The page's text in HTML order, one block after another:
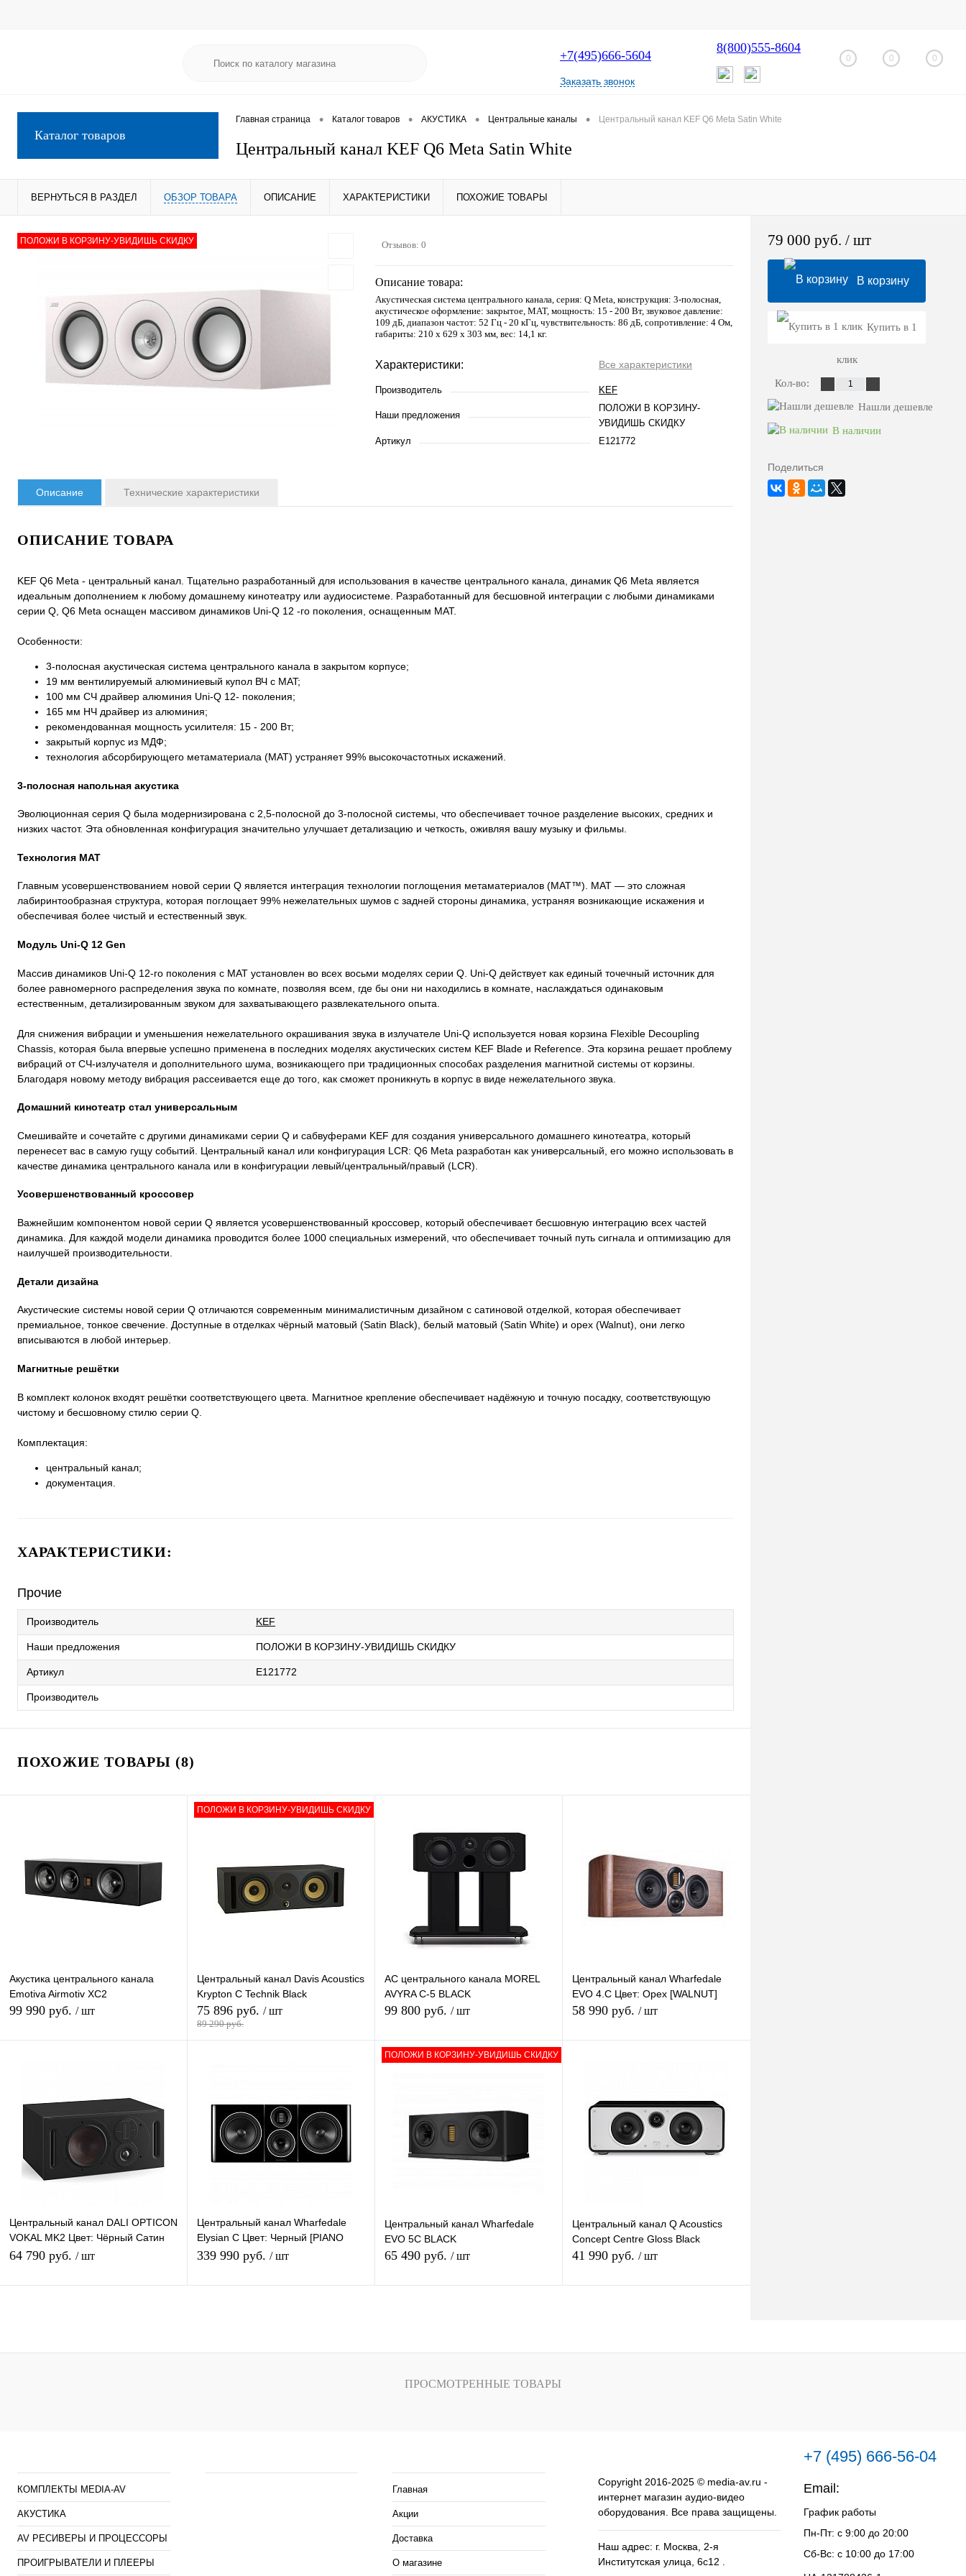
+7(495)666-5604
Заказать звонок
8(800)555-8604
0 0 0
Каталог товаров
Главная страница • Каталог товаров • АКУСТИКА • Центральные каналы • Центральный канал KEF Q6 Meta Satin White
Центральный канал KEF Q6 Meta Satin White
ВЕРНУТЬСЯ В РАЗДЕЛ ОБЗОР ТОВАРА ОПИСАНИЕ ХАРАКТЕРИСТИКИ ПОХОЖИЕ ТОВАРЫ
ПОЛОЖИ В КОРЗИНУ-УВИДИШЬ СКИДКУ Отзывов: 0
Описание товара:
Акустическая система центрального канала, серия: Q Meta, конструкция: 3-полосная,
акустическое оформление: закрытое, MAT, мощность: 15 - 200 Вт, звуковое давление:
109 дБ, диапазон частот: 52 Гц - 20 кГц, чувствительность: 86 дБ, сопротивление: 4 Ом,
габариты: 210 x 629 x 303 мм, вес: 14,1 кг.
Характеристики: Все характеристики
Производитель KEF
Наши предложения
ПОЛОЖИ В КОРЗИНУ-
УВИДИШЬ СКИДКУ
Артикул
E121772
Описание Технические характеристики
ОПИСАНИЕ ТОВАРА
KEF Q6 Meta - центральный канал. Тщательно разработанный для использования в качестве центрального канала, динамик Q6 Meta является
идеальным дополнением к любому домашнему кинотеатру или аудиосистеме. Разработанный для бесшовной интеграции с любыми динамиками
серии Q, Q6 Meta оснащен массивом динамиков Uni-Q 12 -го поколения, оснащенным MAT.
Особенности:
3-полосная акустическая система центрального канала в закрытом корпусе;
19 мм вентилируемый алюминиевый купол ВЧ с MAT;
100 мм СЧ драйвер алюминия Uni-Q 12- поколения;
165 мм НЧ драйвер из алюминия;
рекомендованная мощность усилителя: 15 - 200 Вт;
закрытый корпус из МДФ;
технология абсорбирующего метаматериала (MAT) устраняет 99% высокочастотных искажений.
3-полосная напольная акустика
Эволюционная серия Q была модернизирована с 2,5-полосной до 3-полосной системы, что обеспечивает точное разделение высоких, средних и
низких частот. Эта обновленная конфигурация значительно улучшает детализацию и четкость, оживляя вашу музыку и фильмы.
Технология MAT
Главным усовершенствованием новой серии Q является интеграция технологии поглощения метаматериалов (MAT™). MAT — это сложная
лабиринтообразная структура, которая поглощает 99% нежелательных шумов с задней стороны динамика, устраняя возникающие искажения и
обеспечивая более чистый и естественный звук.
Модуль Uni-Q 12 Gen
Массив динамиков Uni-Q 12-го поколения с MAT установлен во всех восьми моделях серии Q. Uni-Q действует как единый точечный источник для
более равномерного распределения звука по комнате, позволяя всем, где бы они ни находились в комнате, наслаждаться одинаковым
естественным, детализированным звуком для захватывающего развлекательного опыта.
Для снижения вибрации и уменьшения нежелательного окрашивания звука в излучателе Uni-Q используется новая корзина Flexible Decoupling
Chassis, которая была впервые успешно применена в последних моделях акустических систем KEF Blade и Reference. Эта корзина решает проблему
вибраций от СЧ-излучателя и дополнительного шума, возникающего при традиционных способах разделения магнитной системы от корзины.
Благодаря новому методу вибрация рассеивается еще до того, как сможет проникнуть в корпус в виде нежелательного звука.
Домашний кинотеатр стал универсальным
Смешивайте и сочетайте с другими динамиками серии Q и сабвуферами KEF для создания универсального домашнего кинотеатра, который
перенесет вас в самую гущу событий. Центральный канал или конфигурация LCR: Q6 Meta разработан как универсальный, его можно использовать в
качестве динамика центрального канала или в конфигурации левый/центральный/правый (LCR).
Усовершенствованный кроссовер
Важнейшим компонентом новой серии Q является усовершенствованный кроссовер, который обеспечивает бесшовную интеграцию всех частей
динамика. Для каждой модели динамика проводится более 1000 специальных измерений, что обеспечивает точный путь сигнала и оптимизацию для
наилучшей производительности.
Детали дизайна
Акустические системы новой серии Q отличаются современным минималистичным дизайном с сатиновой отделкой, которая обеспечивает
премиальное, тонкое свечение. Доступные в отделках чёрный матовый (Satin Black), белый матовый (Satin White) и орех (Walnut), они легко
вписываются в любой интерьер.
Магнитные решётки
В комплект колонок входят решётки соответствующего цвета. Магнитное крепление обеспечивает надёжную и точную посадку, соответствующую
чистому и бесшовному стилю серии Q.
Комплектация:
центральный канал;
документация.
ХАРАКТЕРИСТИКИ:
Прочие
Производитель KEF
Наши предложения ПОЛОЖИ В КОРЗИНУ-УВИДИШЬ СКИДКУ
Артикул E121772
Производитель
ПОХОЖИЕ ТОВАРЫ (8)
Акустика центрального канала
Emotiva Airmotiv XC2
99 990 руб. / шт
Купить в 1 клик К сравнению
Под заказ
ПОЛОЖИ В КОРЗИНУ-УВИДИШЬ СКИДКУ
Центральный канал Davis Acoustics
Krypton С Technik Black
75 896 руб. / шт
89 290 руб.
В избранное
наличии
АС центрального канала MOREL
AVYRA C-5 BLACK
99 800 руб. / шт
В корзину
В избранное
наличии
Центральный канал Wharfedale
EVO 4.С Цвет: Орех [WALNUT]
58 990 руб. / шт
Купить в 1 клик К сравнению
В избранное Под заказ
Центральный канал DALI OPTICON
VOKAL MK2 Цвет: Чёрный Сатин
[Satin Black]
64 790 руб. / шт
Центральный канал Wharfedale
Elysian С Цвет: Черный [PIANO
BLACK]
339 990 руб. / шт
ПОЛОЖИ В КОРЗИНУ-УВИДИШЬ СКИДКУ
Центральный канал Wharfedale
EVO 5C BLACK
65 490 руб. / шт
наличии
Центральный канал Q Acoustics
Concept Centre Gloss Black
41 990 руб. / шт
79 000 руб. / шт
В корзину
Купить в 1
клик
Кол-во:
Нашли дешевле
В наличии
Поделиться
ПРОСМОТРЕННЫЕ ТОВАРЫ
КОМПЛЕКТЫ MEDIA-AV
АКУСТИКА
AV РЕСИВЕРЫ И ПРОЦЕССОРЫ
ПРОИГРЫВАТЕЛИ И ПЛЕЕРЫ
Главная
Акции
Доставка
О магазине
Copyright 2016-2025 © media-av.ru -
интернет магазин аудио-видео
оборудования. Все права защищены.
Наш адрес: г. Москва, 2-я
Институтская улица, 6с12 .
+7 (495) 666-56-04
Email:
График работы
Пн-Пт: с 9:00 до 20:00
Сб-Вс: с 10:00 до 17:00